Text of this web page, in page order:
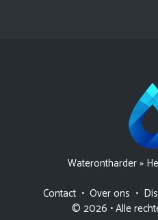
Waterontharder»
Contact • Over ons •
© 2026 • Alle